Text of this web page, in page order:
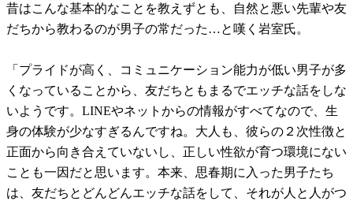
昔はこんな基本的なことを教えずとも、自然と悪い先輩や友
だちから教わるのが男子の常だった…と嘆く岩室氏。
「プライドが高く、コミュニケーション能力が低い男子が多
くなっていることから、友だちともまるでエッチな話をしな
いようです。LINEやネットからの情報がすべてなので、生
身の体験が少なすぎるんですね。大人も、彼らの２次性徴と
正面から向き合えていないし、正しい性欲が育つ環境にない
ことも一因だと思います。本来、思春期に入った男子たち
は、友だちとどんどんエッチな話をして、それが人と人がつ